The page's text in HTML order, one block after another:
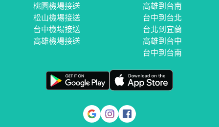
桃園機場接送
松山機場接送
台中機場接送
高雄機場接送
高雄到台南
台中到台北
台北到宜蘭
高雄到台中
台中到台南